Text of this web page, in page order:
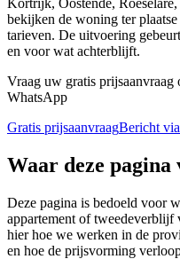
bekijken de woning ter
tarieven. De uitvoering
en voor wat achterblijft.
Vraag uw gratis prijsaanvraag
WhatsApp
Gratis prijsaanvraagBericht
Waar deze pagina
Deze pagina is bedoeld voor
appartement of
hier hoe we werken in de
en hoe de prijsvorming